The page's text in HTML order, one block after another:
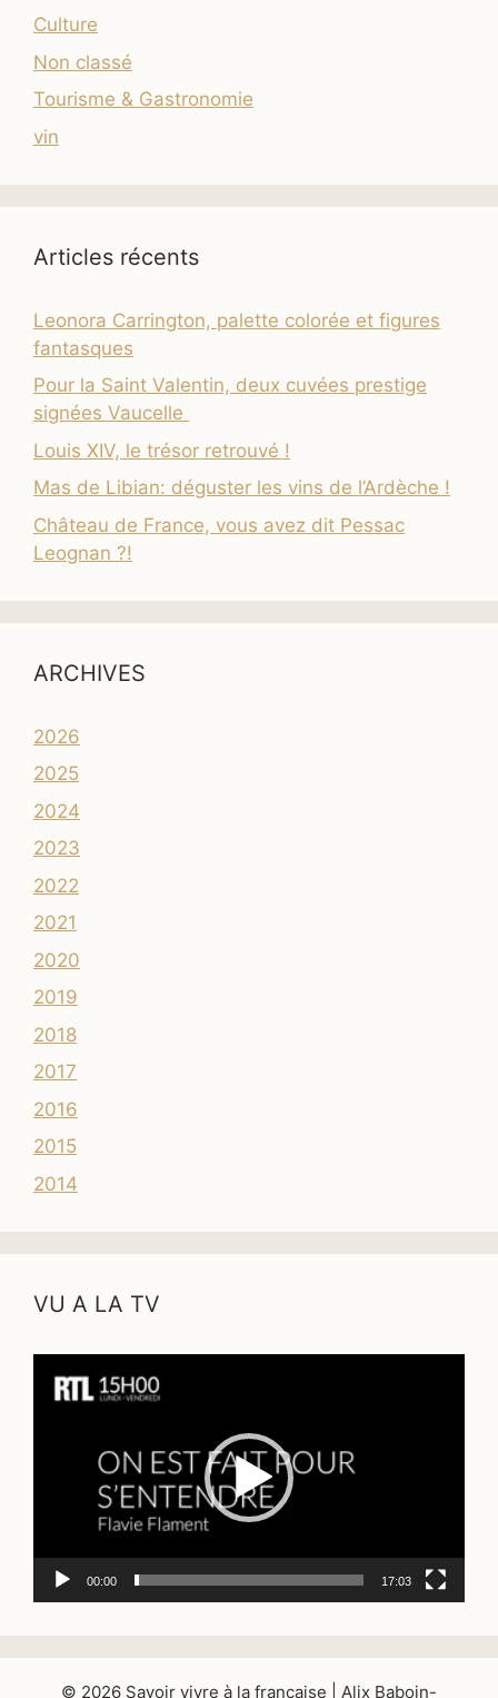
Culture
Non classé
Tourisme & Gastronomie
vin
Articles récents
Leonora Carrington, palette colorée et figures
fantasques
Pour la Saint Valentin, deux cuvées prestige
signées Vaucelle
Louis XIV, le trésor retrouvé !
Mas de Libian: déguster les vins de l’Ardèche !
Château de France, vous avez dit Pessac
Leognan ?!
ARCHIVES
2026
2025
2024
2023
2022
2021
2020
2019
2018
2017
2016
2015
2014
VU A LA TV
vidéo
00:00 17:03
© 2026 Savoir vivre à la française | Alix Baboin-